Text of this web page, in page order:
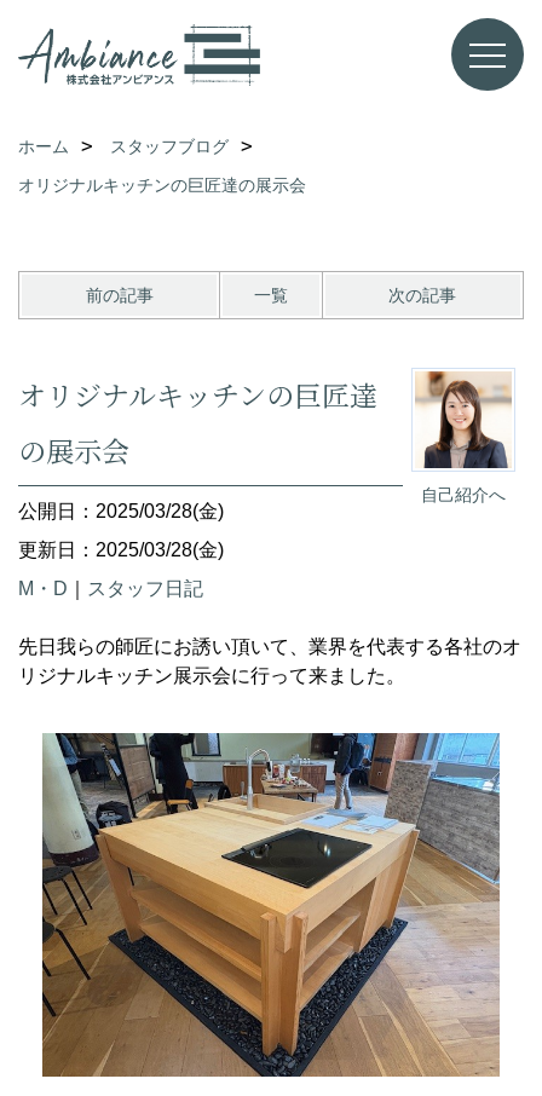
ホーム
スタッフブログ
オリジナルキッチンの巨匠達の展示会
前の記事 一覧 次の記事
自己紹介へ
オリジナルキッチンの巨匠達
の展示会
公開日：2025/03/28(金)
更新日：2025/03/28(金)
M・D
スタッフ日記
先日我らの師匠にお誘い頂いて、業界を代表する各社のオ
リジナルキッチン展示会に行って来ました。